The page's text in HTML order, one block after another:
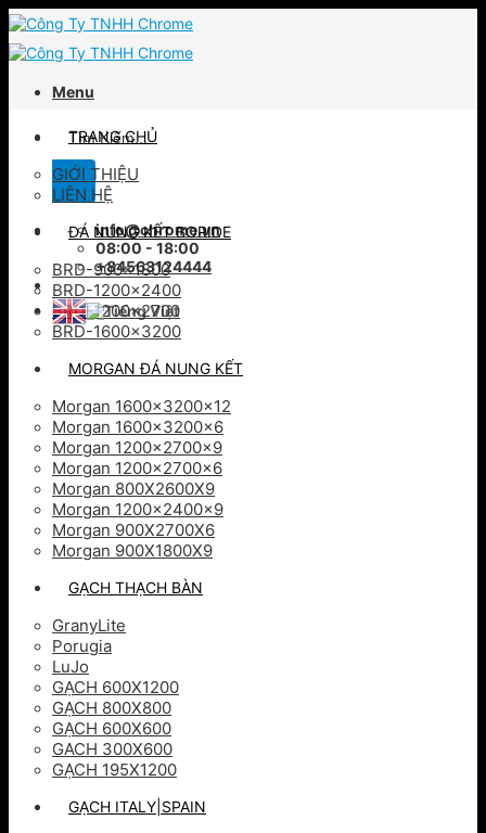
Skip
to
content
Menu
kiếm:
info@chrome.vn
08:00 - 18:00
+84563124444
TRANG CHỦ
GIỚI THIỆU
LIÊN HỆ
ĐÁ NUNG KẾT BORIDE
BRD-900×1800
BRD-1200×2400
BRD-1200×2700
BRD-1600×3200
MORGAN ĐÁ NUNG KẾT
Morgan 1600x3200x12
Morgan 1600x3200x6
Morgan 1200x2700x9
Morgan 1200x2700x6
Morgan 800X2600X9
Morgan 1200x2400x9
Morgan 900X2700X6
Morgan 900X1800X9
GẠCH THẠCH BÀN
GranyLite
Porugia
LuJo
GẠCH 600X1200
GẠCH 800X800
GẠCH 600X600
GACH 300X600
GẠCH 195X1200
GẠCH ITALY|SPAIN